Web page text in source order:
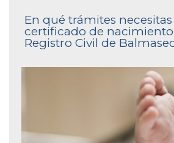
En qué trámites
certificado de nacimiento
Registro Civil de